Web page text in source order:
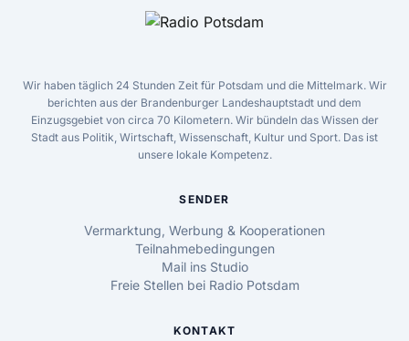
Wir haben täglich 24 Stunden Zeit für Potsdam und die Mittelmark. Wir
berichten aus der Brandenburger Landeshauptstadt und dem
Einzugsgebiet von circa 70 Kilometern. Wir bündeln das Wissen der
Stadt aus Politik, Wirtschaft, Wissenschaft, Kultur und Sport. Das ist
unsere lokale Kompetenz.
SENDER
Vermarktung, Werbung & Kooperationen
Teilnahmebedingungen
Mail ins Studio
Freie Stellen bei Radio Potsdam
KONTAKT